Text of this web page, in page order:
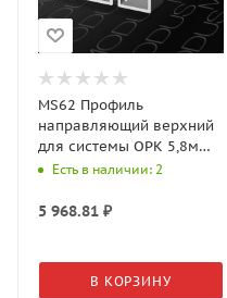
MS62 Профиль
направляющий верхний
для системы OPK 5,8м
A00 Серебро матовое
Есть в наличии: 2
5 968.81 ₽
В КОРЗИНУ